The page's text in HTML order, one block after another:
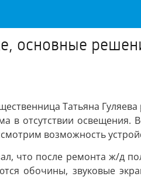
основные
Татьяна Гуляева
в отсутствии
возможность
что после ремонта ж/д
обочины, звуковые